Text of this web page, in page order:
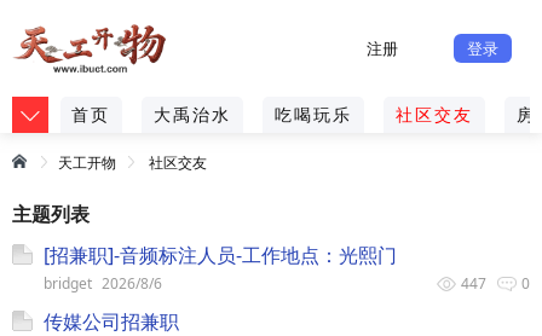
注册 登录
首页 大禹治水 吃喝玩乐 社区交友 房
天工开物 社区交友
主题列表
[招兼职]-音频标注人员-工作地点：光熙门
0
447
bridget 2026/8/6
传媒公司招兼职